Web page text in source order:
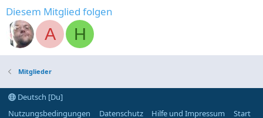
Diesem Mitglied folgen
A H
Mitglieder
Deutsch [Du]
Nutzungsbedingungen
Datenschutz Hilfe und Impressum Start